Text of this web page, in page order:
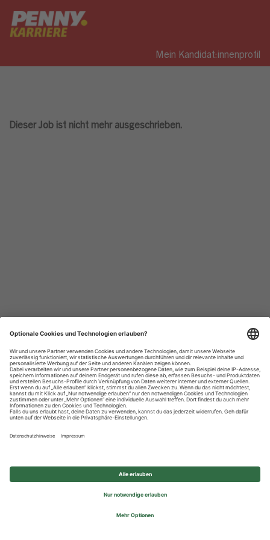
Mein Kandidat:innenprofil
Dieser Job ist nicht mehr ausgeschrieben.
Datenschutzhinweise
Impressum
Privatsphäre-Einstellungen
© 2026 REWE Group - All rights reserved